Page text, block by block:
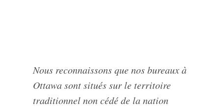
Nous reconnaissons que nos bureaux à
Ottawa sont situés sur le territoire
traditionnel non cédé de la nation